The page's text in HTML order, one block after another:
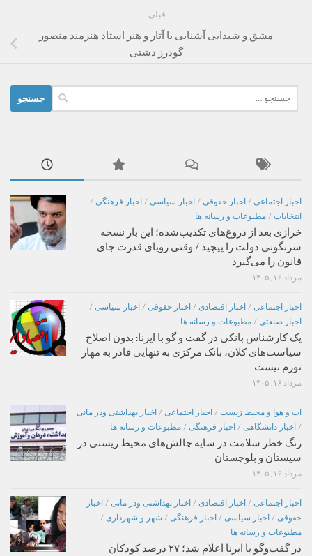
قبلی
مشق و شیدایی آشنایی با آثار و هنر استاد هنرمند منصور
گودرز دشتی
برای:
اخبار اجتماعی / اخبار حقوقی / اخبار سیاسی / اخبار فرهنگی /
انتخابات / مطبوعات و رسانه ها
خرازی بعد از دروغ‌های تکذیب‌شده؛ این بار نسخه
سرنگونی دولت را پیچید / وقتی رویای قدرت جای
قانون را می‌گیرد
مرداد ۱۶, ۱۴۰۵
اخبار اجتماعی / اخبار اقتصادی / اخبار حقوقی / اخبار سیاسی /
اخبار صنعتی / مطبوعات و رسانه ها
یک کارشناس بانکی در گفت و گو با ایرنا: بدون اصلاح
سیاست‌های کلان، بانک مرکزی به تنهایی قادر به مهار
تورم نیست
مرداد ۱۶, ۱۴۰۵
اب و هوا و محیط زیست / اخبار اجتماعی / اخبار بهداشتی ودر مانی
/ اخبار دانشگاهی / اخبار فرهنگی / مطبوعات و رسانه ها
زنگ خطر سلامت در سایه چالش‌های محیط زیستی در
سیستان و بلوچستان
مرداد ۱۶, ۱۴۰۵
اخبار اجتماعی / اخبار اقتصادی / اخبار بهداشتی ودر مانی / اخبار
حقوقی / اخبار سیاسی / اخبار فرهنگی / شهر و شهرداری /
مطبوعات و رسانه ها
در گفت‌وگو با ایرنا اعلام شد؛ ۲۷ درصد کودکان